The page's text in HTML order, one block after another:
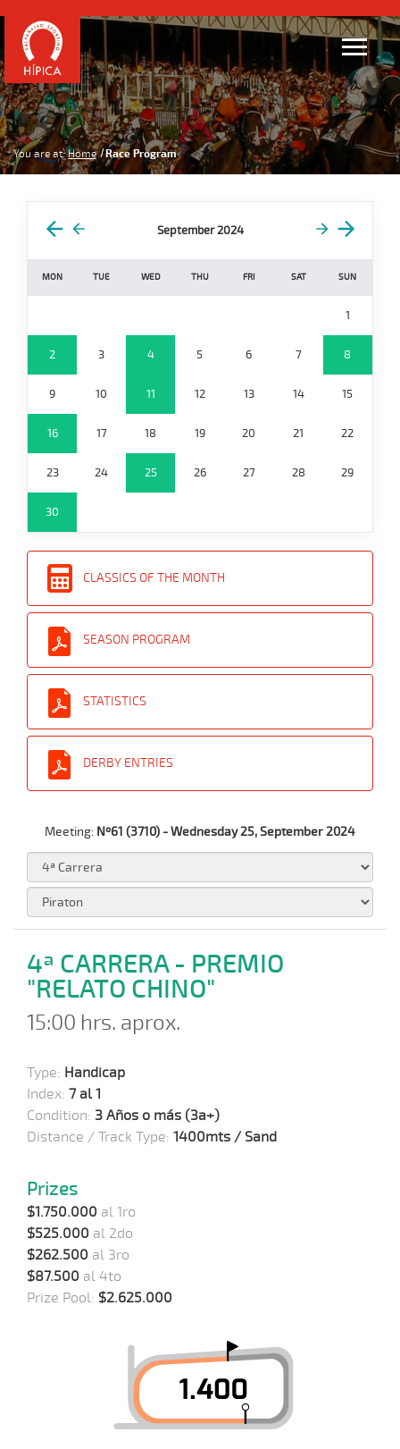
You are at: Home Race Program
September 2024
MON TUE WED THU FRI SAT SUN
1
2 3 4 5 6 7 8
9 10 11 12 13 14 15
16 17 18 19 20 21 22
23 24 25 26 27 28 29
30
CLASSICS OF THE MONTH
SEASON PROGRAM
STATISTICS
DERBY ENTRIES
Meeting: Nº61 (3710) - Wednesday 25, September 2024
4ª CARRERA - PREMIO
"RELATO CHINO"
15:00 hrs. aprox.
Type: Handicap
Index: 7 al 1
Condition: 3 Años o más (3a+)
Distance / Track Type: 1400mts / Sand
Prizes
$1.750.000 al 1ro
$525.000 al 2do
$262.500 al 3ro
$87.500 al 4to
Prize Pool: $2.625.000